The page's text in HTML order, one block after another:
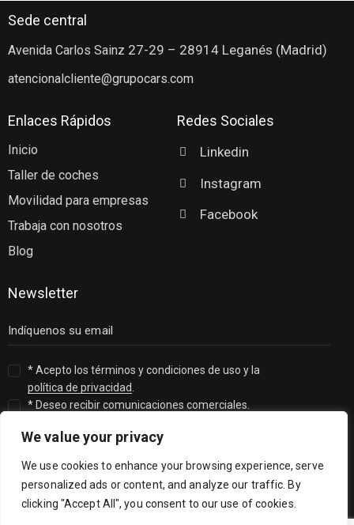
We value your privacy
We use cookies to enhance your browsing experience, serve
personalized ads or content, and analyze our traffic. By
clicking "Accept All", you consent to our use of cookies.
Sede central
Avenida Carlos Sainz 27-29 – 28914 Leganés (Madrid)
atencionalcliente@grupocars.com
Enlaces Rápidos
Inicio
Taller de coches
Movilidad para empresas
Trabaja con nosotros
Blog
Redes Sociales
Linkedin
Instagram
Facebook
Newsletter
* Acepto los términos y condiciones de uso y la
política de privacidad.
* Deseo recibir comunicaciones comerciales.